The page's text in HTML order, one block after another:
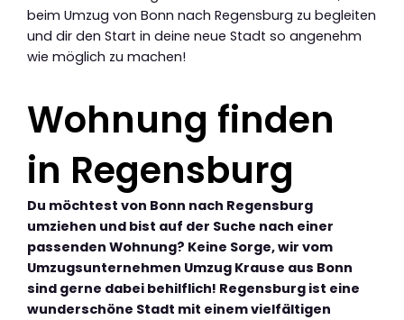
beim Umzug von Bonn nach Regensburg zu begleiten
und dir den Start in deine neue Stadt so angenehm
wie möglich zu machen!
Wohnung finden
in Regensburg
Du möchtest von Bonn nach Regensburg
umziehen und bist auf der Suche nach einer
passenden Wohnung? Keine Sorge, wir vom
Umzugsunternehmen Umzug Krause aus Bonn
sind gerne dabei behilflich! Regensburg ist eine
wunderschöne Stadt mit einem vielfältigen